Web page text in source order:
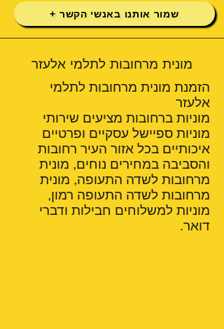
שמור אותנו באנשי הקשר +
מונית מרחובות לתלמי אלעזר
הזמנת מונית מרחובות לתלמי
אלעזר
מוניות ברחובות מציעים שירותי
מוניות ספיישל עסקיים ופרטיים
איכותיים בכל אזור העיר רחובות
והסביבה במחירים נוחים, מונית
מרחובות לשדה התעופה, מונית
מרחובות לשדה התעופה רמון,
מוניות למשלוחים חבילות ודברי
דואר.